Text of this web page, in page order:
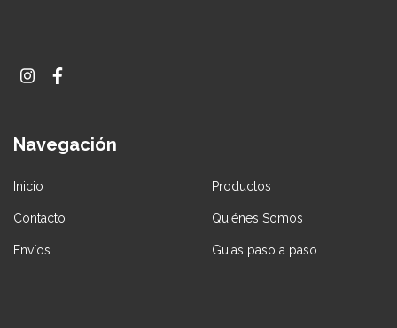
Navegación
Inicio Productos
Contacto Quiénes Somos
Envíos Guias paso a paso